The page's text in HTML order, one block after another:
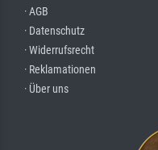
· AGB
· Datenschutz
· Widerrufsrecht
· Reklamationen
· Über uns